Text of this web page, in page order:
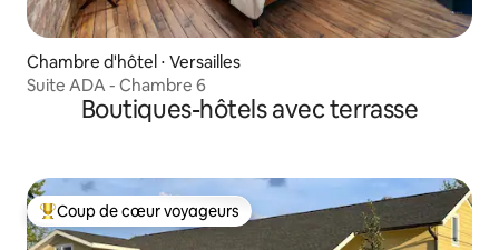
Chambre d'hôtel ⋅ Versailles
Suite ADA - Chambre 6
Boutiques-hôtels avec terrasse
Coups de cœur voyageurs les plus appréciés
Coup de cœur voyageurs